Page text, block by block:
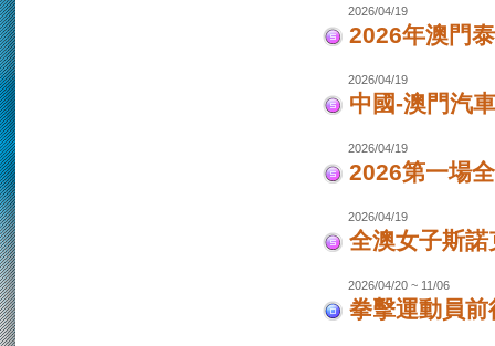
2026/04/19
2026年澳門
2026/04/19
中國-澳門汽
2026/04/19
2026第一場
2026/04/19
全澳女子斯諾
2026/04/20 ~ 11/06
拳擊運動員